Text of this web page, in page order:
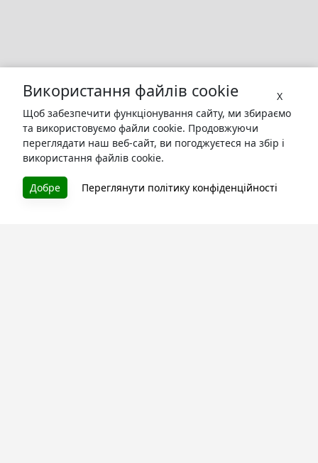
X
Використання файлів cookie
Щоб забезпечити функціонування сайту, ми збираємо
та використовуємо файли cookie. Продовжуючи
переглядати наш веб-сайт, ви погоджуєтеся на збір і
використання файлів cookie.
Добре Переглянути політику конфіденційності
БУКУРУК
Літературна платформа і бібліотека книг, які можна